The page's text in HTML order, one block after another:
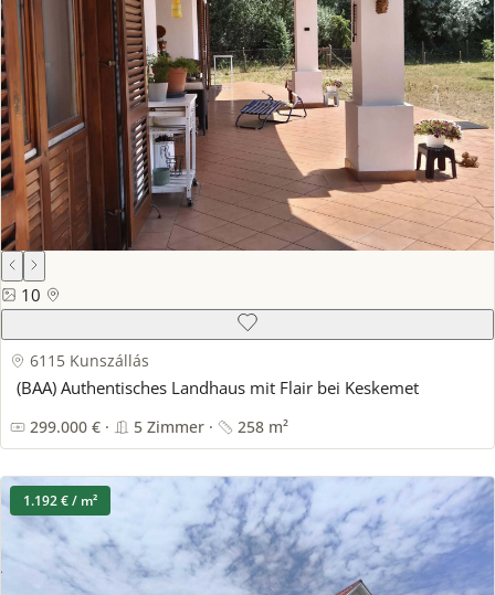
10
6115 Kunszállás
(BAA) Authentisches Landhaus mit Flair bei Keskemet
299.000 € · 5 Zimmer · 258 m²
1.192 € / m²